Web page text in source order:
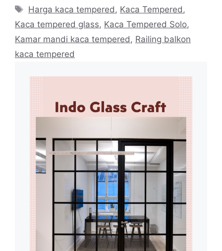
Tags
Harga kaca tempered , Kaca Tempered ,
Kaca tempered glass, Kaca Tempered Solo,
Kamar mandi kaca tempered , Railing balkon
kaca tempered